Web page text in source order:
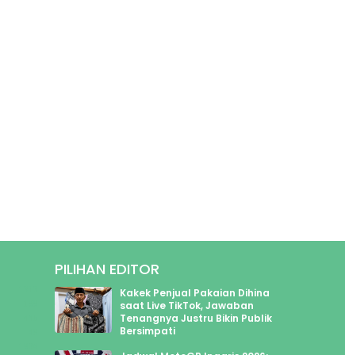
PILIHAN EDITOR
Kakek Penjual Pakaian Dihina
saat Live TikTok, Jawaban
Tenangnya Justru Bikin Publik
Bersimpati